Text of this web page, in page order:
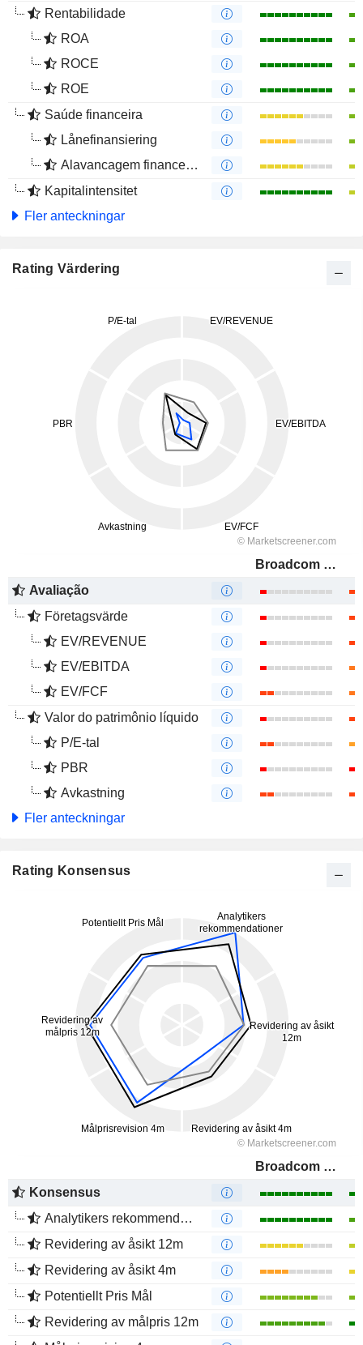
Rentabilidade
ROA
ROCE
ROE
Saúde financeira
Lånefinansiering
Alavancagem financeira
Kapitalintensitet
Fler anteckningar
Rating Värdering
Broadcom Inc.
Avaliação
Företagsvärde
EV/REVENUE
EV/EBITDA
EV/FCF
Valor do patrimônio líquido
P/E-tal
PBR
Avkastning
Fler anteckningar
Rating Konsensus
Broadcom Inc.
Konsensus
Analytikers rekommendationer
Revidering av åsikt 12m
Revidering av åsikt 4m
Potentiellt Pris Mål
Revidering av målpris 12m